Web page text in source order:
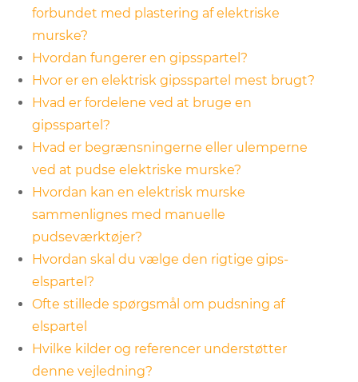
forbundet med plastering af elektriske
murske?
Hvordan fungerer en gipsspartel?
Hvor er en elektrisk gipsspartel mest brugt?
Hvad er fordelene ved at bruge en
gipsspartel?
Hvad er begrænsningerne eller ulemperne
ved at pudse elektriske murske?
Hvordan kan en elektrisk murske
sammenlignes med manuelle
pudseværktøjer?
Hvordan skal du vælge den rigtige gips-
elspartel?
Ofte stillede spørgsmål om pudsning af
elspartel
Hvilke kilder og referencer understøtter
denne vejledning?